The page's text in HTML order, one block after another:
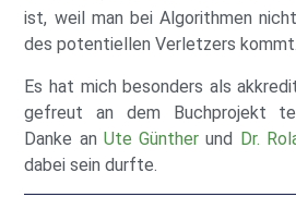
ist, weil man bei Algorithmen
des potentiellen Verletzers kommt.
Es hat mich besonders als
gefreut an dem Buchprojekt
Danke an Ute Günther und Dr.
dabei sein durfte.